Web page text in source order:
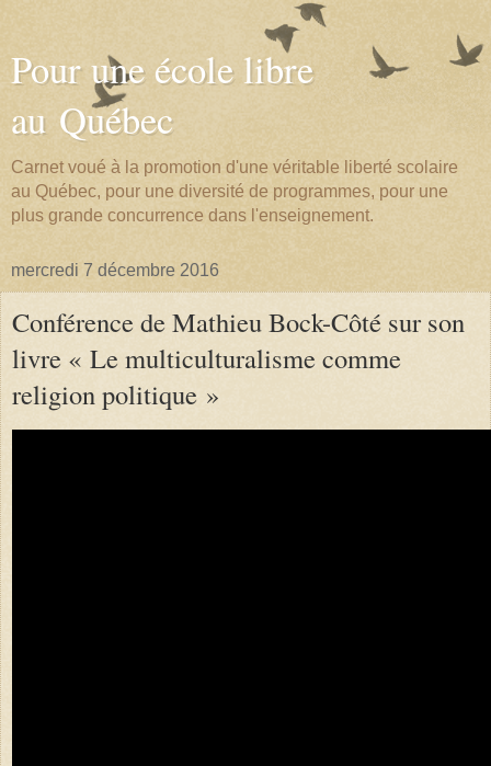
Pour une école libre
au Québec
Carnet voué à la promotion d'une véritable liberté scolaire
au Québec, pour une diversité de programmes, pour une
plus grande concurrence dans l'enseignement.
mercredi 7 décembre 2016
Conférence de Mathieu Bock-Côté sur son
livre « Le multiculturalisme comme
religion politique »